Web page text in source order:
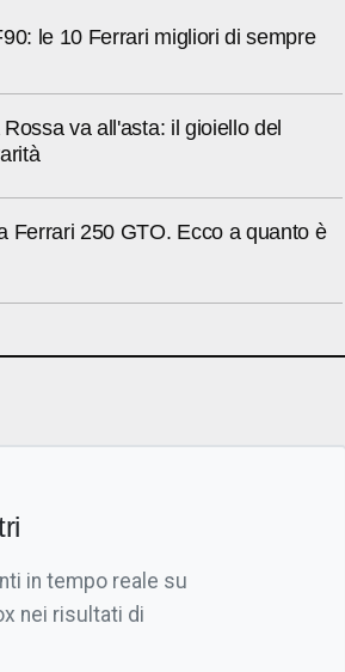
le 10 Ferrari migliori di sempre
va all'asta: il gioiello del
Ferrari 250 GTO. Ecco a quanto è
in tempo reale su
nei risultati di